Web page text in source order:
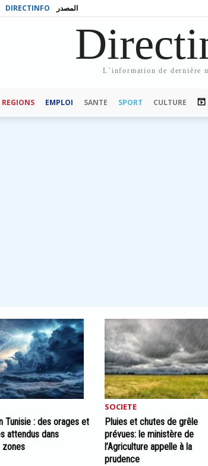
DIRECTINFO المصدر
L`information de dernière
REGIONS EMPLOI SANTE SPORT CULTURE
Tunisie : des orages et
attendus dans
zones
SOCIETE
Pluies et chutes de grêle
prévues: le ministère de
l’Agriculture appelle à la
prudence